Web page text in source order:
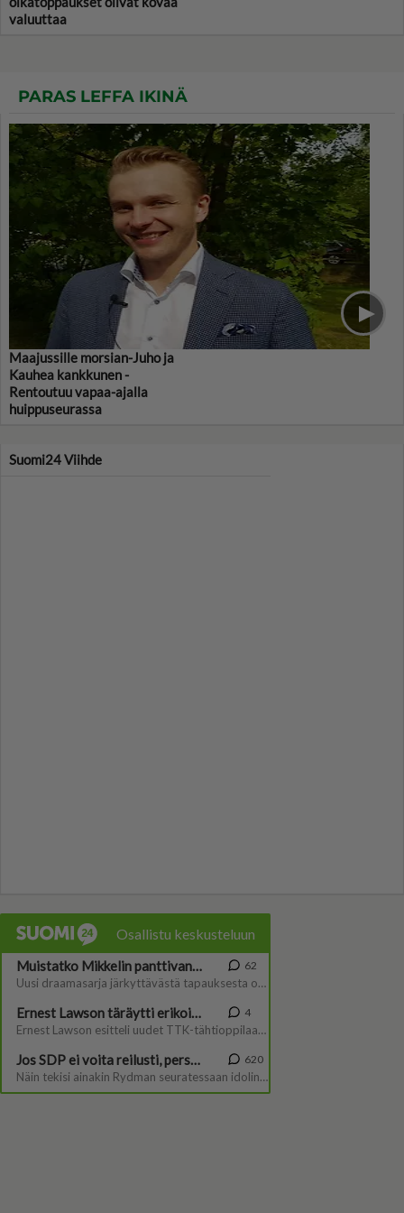
valuuttaa
PARAS LEFFA IKINÄ
Maajussille morsian-Juho ja
Kauhea kankkunen -
Rentoutuu vapaa-ajalla
huippuseurassa
Suomi24 Viihde